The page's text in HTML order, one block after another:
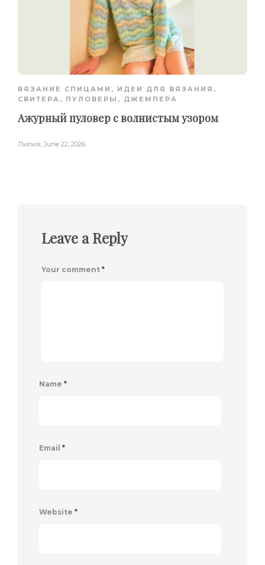
ВЯЗАНИЕ СПИЦАМИ , ИДЕИ ДЛЯ ВЯЗАНИЯ ,
СВИТЕРА, ПУЛОВЕРЫ, ДЖЕМПЕРА
Ажурный пуловер с волнистым узором
Лилия, June 22, 2026
Leave a Reply
Your comment *
Name *
Email *
Website *